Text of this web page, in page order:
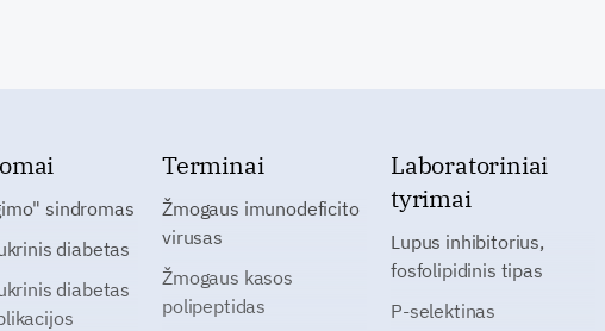
sindromas
diabetas
diabetas
Terminai
Žmogaus imunodeficito
virusas
Žmogaus kasos
polipeptidas
Laboratoriniai
tyrimai
Lupus inhibitorius,
fosfolipidinis tipas
P-selektinas